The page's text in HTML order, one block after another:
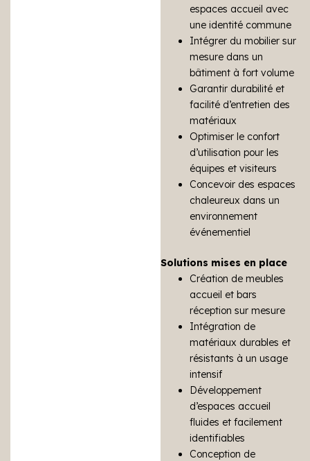
espaces accueil avec
une identité commune
Intégrer du mobilier sur
mesure dans un
bâtiment à fort volume
Garantir durabilité et
facilité d’entretien des
matériaux
Optimiser le confort
d’utilisation pour les
équipes et visiteurs
Concevoir des espaces
chaleureux dans un
environnement
événementiel
Solutions mises en place
Création de meubles
accueil et bars
réception sur mesure
Intégration de
matériaux durables et
résistants à un usage
intensif
Développement
d’espaces accueil
fluides et facilement
identifiables
Conception de